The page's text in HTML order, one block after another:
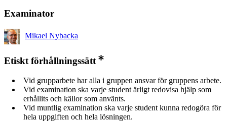
Examinator
Mikael Nybacka
Etiskt förhållningssätt
Vid grupparbete har alla i gruppen ansvar för gruppens arbete.
Vid examination ska varje student ärligt redovisa hjälp som
erhållits och källor som använts.
Vid muntlig examination ska varje student kunna redogöra för
hela uppgiften och hela lösningen.